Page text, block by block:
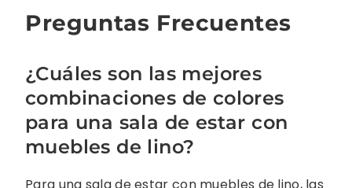
Preguntas Frecuentes
¿Cuáles son las mejores
combinaciones de colores
para una sala de estar con
muebles de lino?